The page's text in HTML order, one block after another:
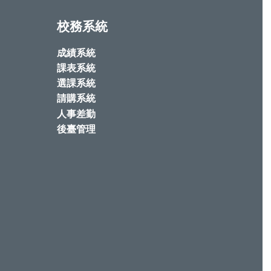
校務系統
成績系統
課表系統
選課系統
請購系統
人事差勤
後臺管理